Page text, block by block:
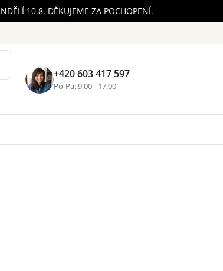
10.8. DĚKUJEME ZA POCHOPENÍ.
+420 603 417 597
Po-Pá: 9.00 - 17.00